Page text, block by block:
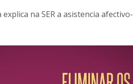
na SER a asistencia afectivo-